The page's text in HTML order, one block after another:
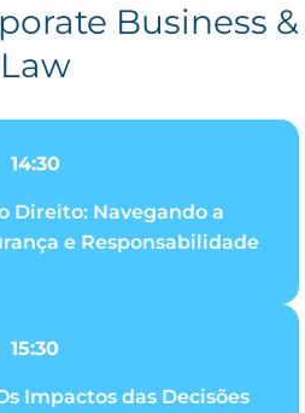
Business &
Law
14:30
Direito: Navegando a
e Responsabilidade
15:30
Impactos das Decisões